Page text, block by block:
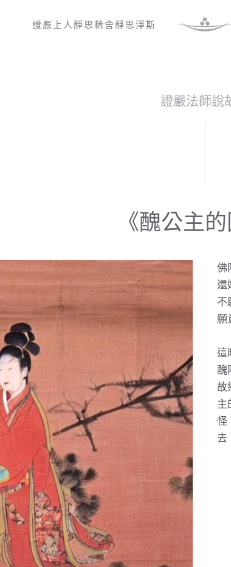
證嚴上人 靜思精舍靜思淨斯
證嚴法師說
《醜公主的
佛
還
不
願
這
醜
故
主
怪
去